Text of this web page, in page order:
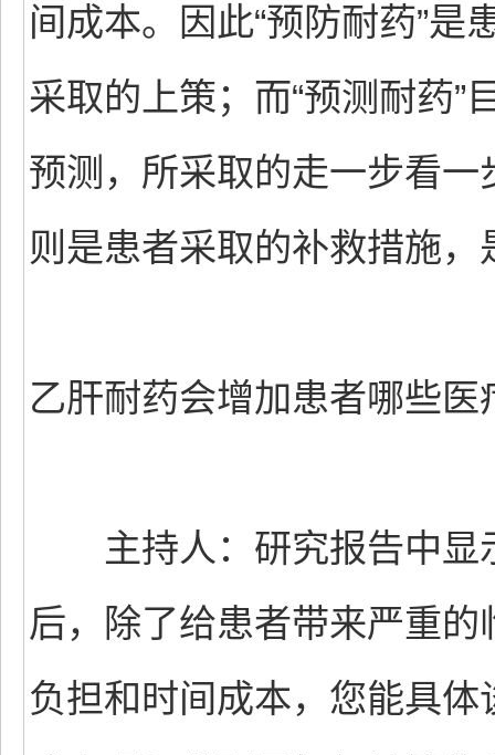
间成本。因此“预防耐药”
采取的上策；而“预测耐药
预测，所采取的走一步看一
则是患者采取的补救措施
乙肝耐药会增加患者哪些医
主持人：研究报告中显
后，除了给患者带来严重
负担和时间成本，您能具